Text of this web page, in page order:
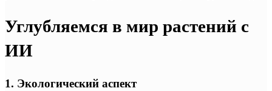
Углубляемся в мир растений с
ИИ
1. Экологический аспект